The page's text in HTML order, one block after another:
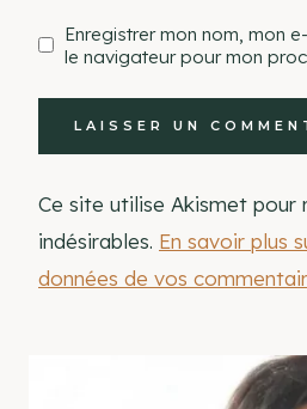
Enregistrer mon nom, mon
le navigateur pour mon
Ce site utilise Akismet pour
indésirables. En savoir plus
données de vos